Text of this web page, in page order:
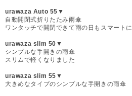
urawaza Auto 55▼
自動開閉式折りたたみ雨傘
ワンタッチで開閉できて雨の日もスマートに
urawaza slim 50▼
シンプルな手開きの雨傘
スリムで軽くなりました
urawaza slim 55▼
大きめなタイプのシンプルな手開きの雨傘